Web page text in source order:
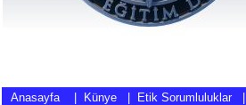
Anasayfa| Künye Etik Sorumluluklar